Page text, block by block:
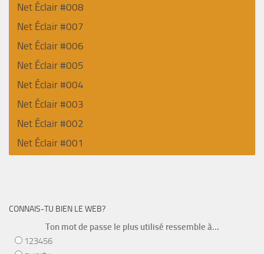
Net Éclair #008
Net Éclair #007
Net Éclair #006
Net Éclair #005
Net Éclair #004
Net Éclair #003
Net Éclair #002
Net Éclair #001
CONNAIS-TU BIEN LE WEB?
Ton mot de passe le plus utilisé ressemble à...
123456